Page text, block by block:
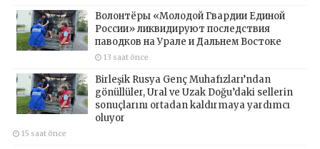
Волонтёры «Молодой Гвардии Единой
России» ликвидируют последствия
паводков на Урале и Дальнем Востоке
13 saat önce
Birleşik Rusya Genç Muhafızları’ndan
gönüllüler, Ural ve Uzak Doğu’daki sellerin
sonuçlarını ortadan kaldırmaya yardımcı
oluyor
15 saat önce